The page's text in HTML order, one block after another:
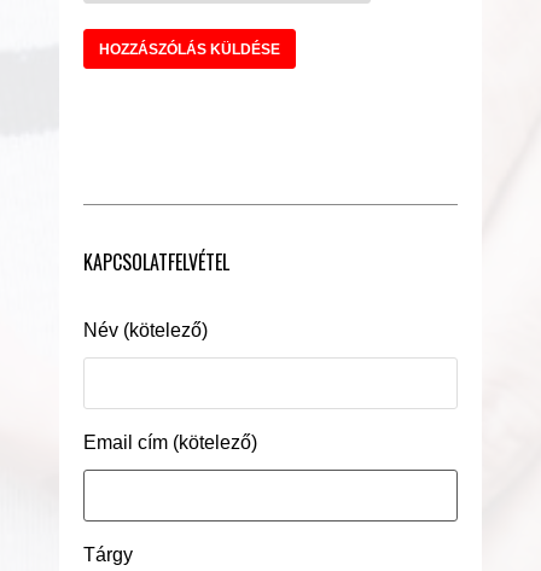
KAPCSOLATFELVÉTEL
Név (kötelező)
Email cím (kötelező)
Tárgy